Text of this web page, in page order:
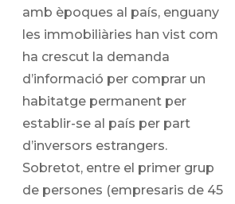
amb èpoques al país, enguany
les immobiliàries han vist com
ha crescut la demanda
d’informació per comprar un
habitatge permanent per
establir-se al país per part
d’inversors estrangers.
Sobretot, entre el primer grup
de persones (empresaris de 45